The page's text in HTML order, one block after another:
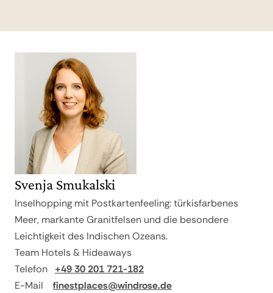
Svenja Smukalski
Inselhopping mit Postkartenfeeling: türkisfarbenes
Meer, markante Granitfelsen und die besondere
Leichtigkeit des Indischen Ozeans.
Team Hotels & Hideaways
Telefon
+49 30 201 721-182
E-Mail
finestplaces@windrose.de